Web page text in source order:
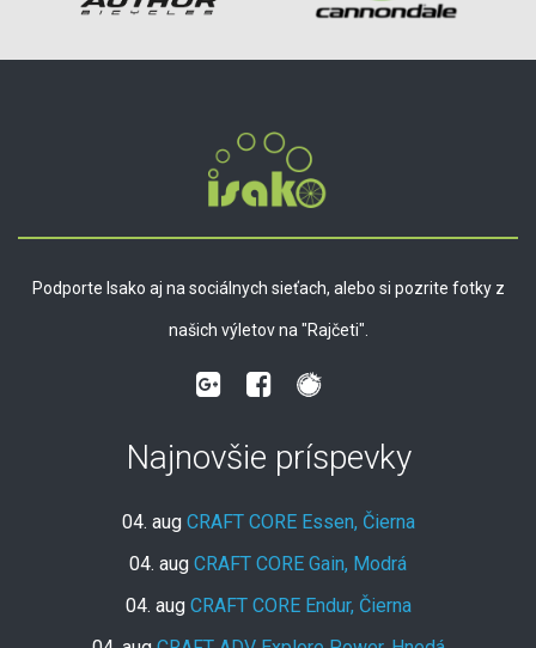
Podporte Isako aj na sociálnych sieťach, alebo si pozrite fotky z
našich výletov na "Rajčeti".
Najnovšie príspevky
04. aug CRAFT CORE Essen, Čierna
04. aug CRAFT CORE Gain, Modrá
04. aug CRAFT CORE Endur, Čierna